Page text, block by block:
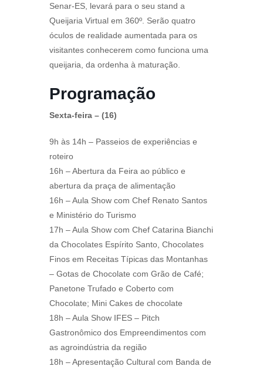
Senar-ES, levará para o seu stand a
Queijaria Virtual em 360º. Serão quatro
óculos de realidade aumentada para os
visitantes conhecerem como funciona uma
queijaria, da ordenha à maturação.
Programação
Sexta-feira – (16)
9h às 14h – Passeios de experiências e
roteiro
16h – Abertura da Feira ao público e
abertura da praça de alimentação
16h – Aula Show com Chef Renato Santos
e Ministério do Turismo
17h – Aula Show com Chef Catarina Bianchi
da Chocolates Espírito Santo, Chocolates
Finos em Receitas Típicas das Montanhas
– Gotas de Chocolate com Grão de Café;
Panetone Trufado e Coberto com
Chocolate; Mini Cakes de chocolate
18h – Aula Show IFES – Pitch
Gastronômico dos Empreendimentos com
as agroindústria da região
18h – Apresentação Cultural com Banda de